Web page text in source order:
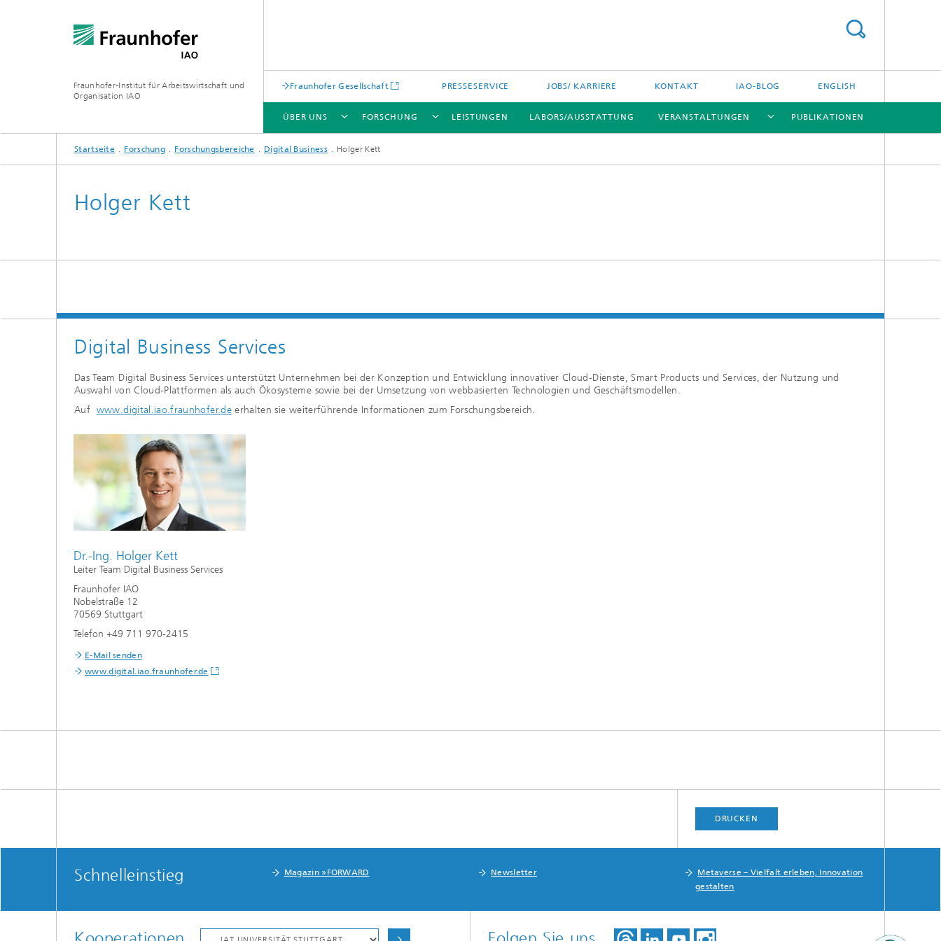
Fraunhofer-Institut für Arbeitswirtschaft und
Organisation IAO
Fraunhofer Gesellschaft PRESSESERVICE JOBS/ KARRIERE KONTAKT IAO-BLOG ENGLISH
ÜBER UNS
ÜBER UNS
FORSCHUNG
FORSCHUNG
LEISTUNGEN LABORS/AUSSTATTUNG VERANSTALTUNGEN
VERANSTALTUNGEN
PUBLIKATIONEN
Startseite Forschung Forschungsbereiche Digital Business Holger Kett
Holger Kett
Digital Business Services
Das Team Digital Business Services unterstützt Unternehmen bei der Konzeption und Entwicklung innovativer Cloud-Dienste, Smart Products und Services, der Nutzung und
Auswahl von Cloud-Plattformen als auch Ökosysteme sowie bei der Umsetzung von webbasierten Technologien und Geschäftsmodellen.
Auf www.digital.iao.fraunhofer.deerhalten sie weiterführende Informationen zum Forschungsbereich.
Dr.-Ing. Holger Kett
Leiter Team Digital Business Services
Fraunhofer IAO
Nobelstraße 12
70569 Stuttgart
Telefon +49 711 970-2415
E-Mail senden
www.digital.iao.fraunhofer.de
DRUCKEN
Schnelleinstieg Magazin »FORWARD Newsletter
Metaverse – Vielfalt erleben, Innovation
gestalten